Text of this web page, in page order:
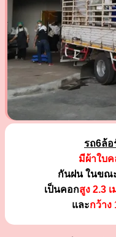
รถ6ล้อ
มีผ้าใบ
กันฝน ในขณ
เป็นคอกสูง 2.3 เ
และกว้าง